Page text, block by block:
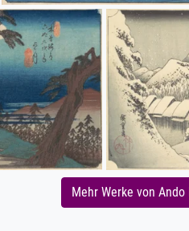
Mehr Werke von